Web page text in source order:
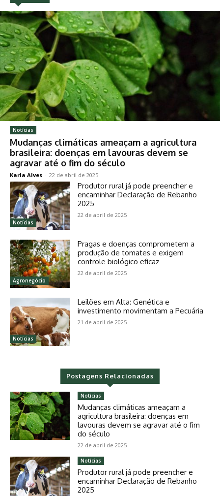
Notícias
Mudanças climáticas ameaçam a agricultura
brasileira: doenças em lavouras devem se
agravar até o fim do século
Karla Alves - 22 de abril de 2025
Notícias
Produtor rural já pode preencher e
encaminhar Declaração de Rebanho
2025
22 de abril de 2025
Agronegócio
Pragas e doenças comprometem a
produção de tomates e exigem
controle biológico eficaz
22 de abril de 2025
Notícias
Leilões em Alta: Genética e
investimento movimentam a Pecuária
21 de abril de 2025
Postagens Relacionadas
Notícias
Mudanças climáticas ameaçam a
agricultura brasileira: doenças em
lavouras devem se agravar até o fim
do século
22 de abril de 2025
Notícias
Produtor rural já pode preencher e
encaminhar Declaração de Rebanho
2025